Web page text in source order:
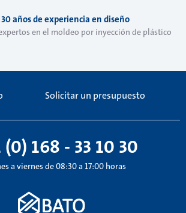
años de experiencia en diseño
en el moldeo por inyección de plástico
Solicitar un presupuesto
(0) 168 - 33 10 30
a viernes de 08:30 a 17:00 horas